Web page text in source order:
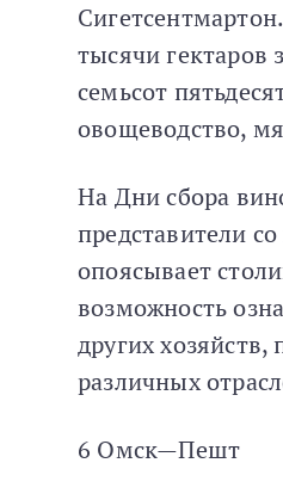
тысячи гектаров
семьсот
овощеводство,
На Дни сбора
представители
опоясывает
возможность
других хозяйств,
различных
6 Омск—Пешт